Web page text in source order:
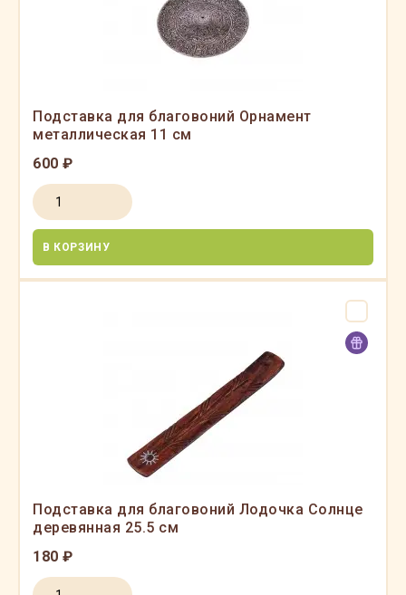
Подставка для благовоний Орнамент
металлическая 11 см
600 ₽
В КОРЗИНУ
Подставка для благовоний Лодочка Солнце
деревянная 25.5 см
180 ₽